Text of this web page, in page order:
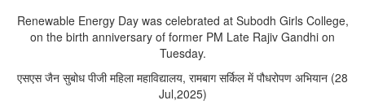
Renewable Energy Day was celebrated at Subodh Girls College,
on the birth anniversary of former PM Late Rajiv Gandhi on
Tuesday.
एसएस जैन सुबोध पीजी महिला महाविद्यालय, रामबाग सर्किल में पौधरोपण अभियान (28
Jul,2025)